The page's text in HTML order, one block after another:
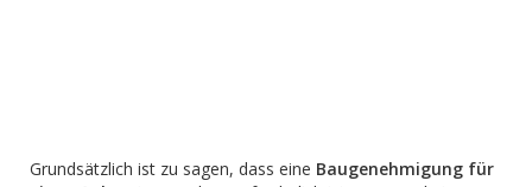
Grundsätzlich ist zu sagen, dass eine Baugenehmigung für